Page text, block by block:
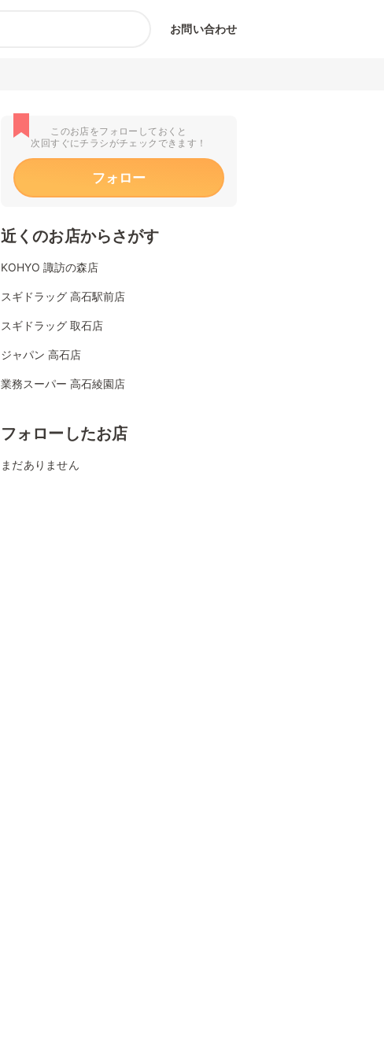
お問い合わせ
このお店をフォローしておくと
次回すぐにチラシがチェックできます！
フォロー
近くのお店からさがす
KOHYO 諏訪の森店
スギドラッグ 高石駅前店
スギドラッグ 取石店
ジャパン 高石店
業務スーパー 高石綾園店
フォローしたお店
まだありません